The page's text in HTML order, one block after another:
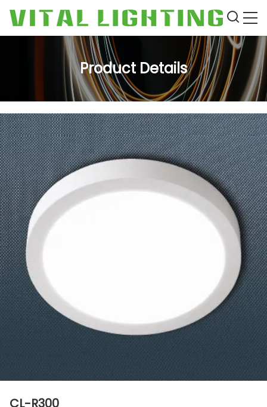
Product Details
CL-R300